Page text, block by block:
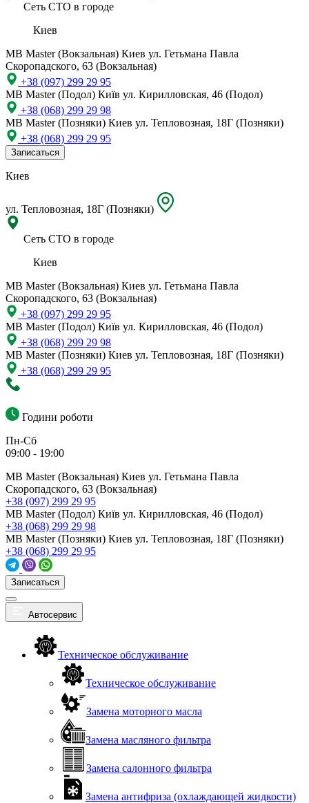
Сеть СТО в городе
Киев
MB Master (Вокзальная) Киев ул. Гетьмана Павла
Скоропадского, 63 (Вокзальная)
+38 (097) 299 29 95
MB Master (Подол) Київ ул. Кирилловская, 46 (Подол)
+38 (068) 299 29 98
MB Master (Позняки) Киев ул. Тепловозная, 18Г (Позняки)
+38 (068) 299 29 95
Записаться
Киев
ул. Тепловозная, 18Г (Позняки)
Сеть СТО в городе
Киев
MB Master (Вокзальная) Киев ул. Гетьмана Павла
Скоропадского, 63 (Вокзальная)
+38 (097) 299 29 95
MB Master (Подол) Київ ул. Кирилловская, 46 (Подол)
+38 (068) 299 29 98
MB Master (Позняки) Киев ул. Тепловозная, 18Г (Позняки)
+38 (068) 299 29 95
Години роботи
Пн-Сб
09:00 - 19:00
MB Master (Вокзальная) Киев ул. Гетьмана Павла
Скоропадского, 63 (Вокзальная)
+38 (097) 299 29 95
MB Master (Подол) Київ ул. Кирилловская, 46 (Подол)
+38 (068) 299 29 98
MB Master (Позняки) Киев ул. Тепловозная, 18Г (Позняки)
+38 (068) 299 29 95
Записаться
Автосервис
Техническое обслуживание
Техническое обслуживание
Замена моторного масла
Замена масляного фильтра
Замена салонного фильтра
Замена антифриза (охлаждающей жидкости)